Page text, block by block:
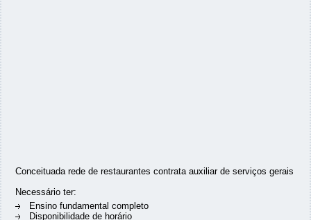
Conceituada rede de restaurantes contrata auxiliar de serviços gerais
Necessário ter:
Ensino fundamental completo
Disponibilidade de horário